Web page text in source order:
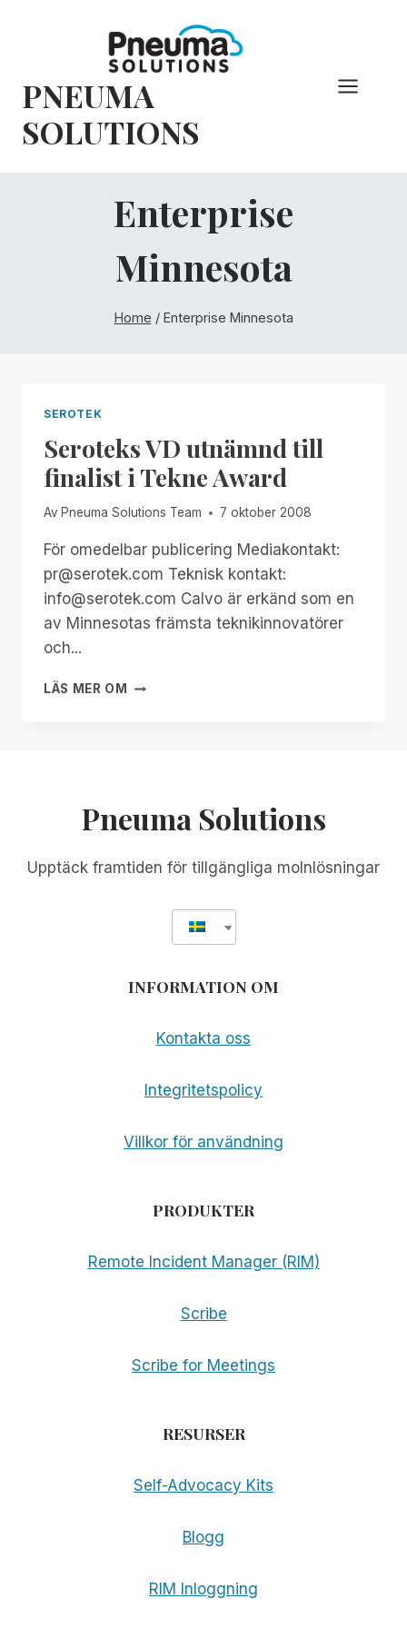
PNEUMA
SOLUTIONS
Enterprise
Minnesota
Home / Enterprise Minnesota
SEROTEK
Seroteks VD utnämnd till
finalist i Tekne Award
Av Pneuma Solutions Team 7 oktober 2008
För omedelbar publicering Mediakontakt:
pr@serotek.com Teknisk kontakt:
info@serotek.com Calvo är erkänd som en
av Minnesotas främsta teknikinnovatörer
och...
LÄS MER OM
SEROTEKS
AWARD
Pneuma Solutions
Upptäck framtiden för tillgängliga molnlösningar
INFORMATION OM
Kontakta oss
Integritetspolicy
Villkor för användning
PRODUKTER
Remote Incident Manager (RIM)
Scribe
Scribe for Meetings
RESURSER
Self-Advocacy Kits
Blogg
RIM Inloggning